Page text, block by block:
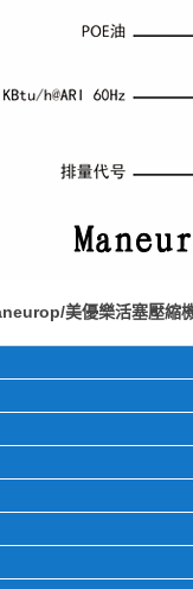
美優樂活塞壓縮